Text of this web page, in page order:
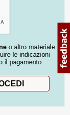
o altro materiale
le indicazioni
il pagamento.